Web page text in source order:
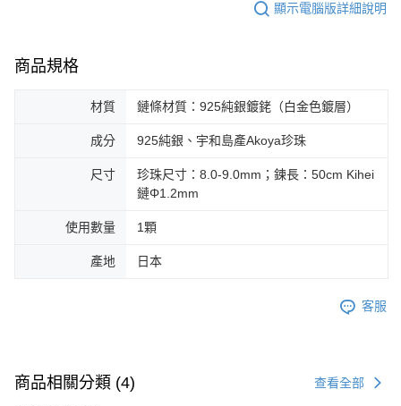
顯示電腦版詳細說明
商品規格
材質 鏈條材質：925純銀鍍銠（白金色鍍層）
成分 925純銀、宇和島產Akoya珍珠
尺寸
珍珠尺寸：8.0-9.0mm；鍊長：50cm Kihei
鏈Φ1.2mm
使用數量 1顆
產地 日本
客服
商品相關分類 (4) 查看全部